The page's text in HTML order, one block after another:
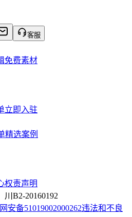
客服
免费素材
立即入驻
精选案例
权责声明
B2-20160192
安备51019002000262违法和不良